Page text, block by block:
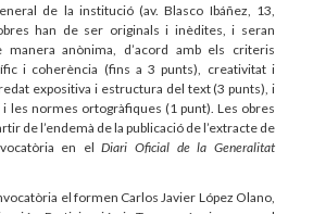
de la institució (av. Blasco Ibáñez, 13,
han de ser originals i inèdites, i seran
manera anònima, d’acord amb els criteris
i coherència (fins a 3 punts), creativitat i
expositiva i estructura del text (3 punts), i
les normes ortogràfiques (1 punt). Les obres
de l’endemà de la publicació de l’extracte de
en elDiari Oficial de la Generalitat
el formen Carlos Javier López Olano,